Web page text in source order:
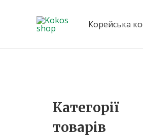
Корейська
Категорії
товарів